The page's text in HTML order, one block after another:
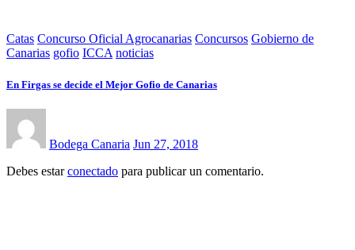
Catas Concurso Oficial Agrocanarias Concursos Gobierno de
Canarias gofio ICCA noticias
En Firgas se decide el Mejor Gofio de Canarias
Bodega Canaria Jun 27, 2018
Debes estarconectado para publicar un comentario.